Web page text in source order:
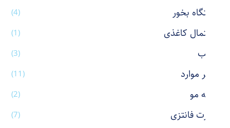
دستگاه بخور (4)
دستمال کاغذی (1)
رژ لب (3)
سایر موارد (11)
شانه مو (2)
شورت فانتزی (7)